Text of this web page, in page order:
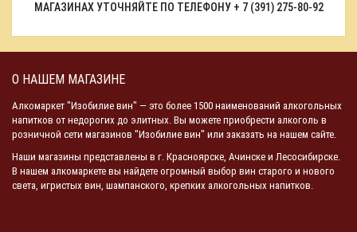
МАГАЗИНАХ УТОЧНЯЙТЕ ПО ТЕЛЕФОНУ + 7 (391) 275-80-92
О НАШЕМ МАГАЗИНЕ
Алкомаркет "Изобилие вин" — это более 1500 наименований алкогольных
напитков от недорогих до элитных. Вы можете приобрести алкоголь в
розничной сети магазинов "Изобилие вин" или заказать на нашем сайте.
Наши магазины представлены в г. Красноярске, Ачинске и Лесосибирске.
В нашем алкомаркете вы найдете огромный выбор вин старого и нового
света, игристых вин, шампанского, крепких алкогольных напитков.